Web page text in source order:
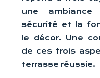
une ambiance
sécurité et la
le décor. Une
de ces trois
terrasse réussie.